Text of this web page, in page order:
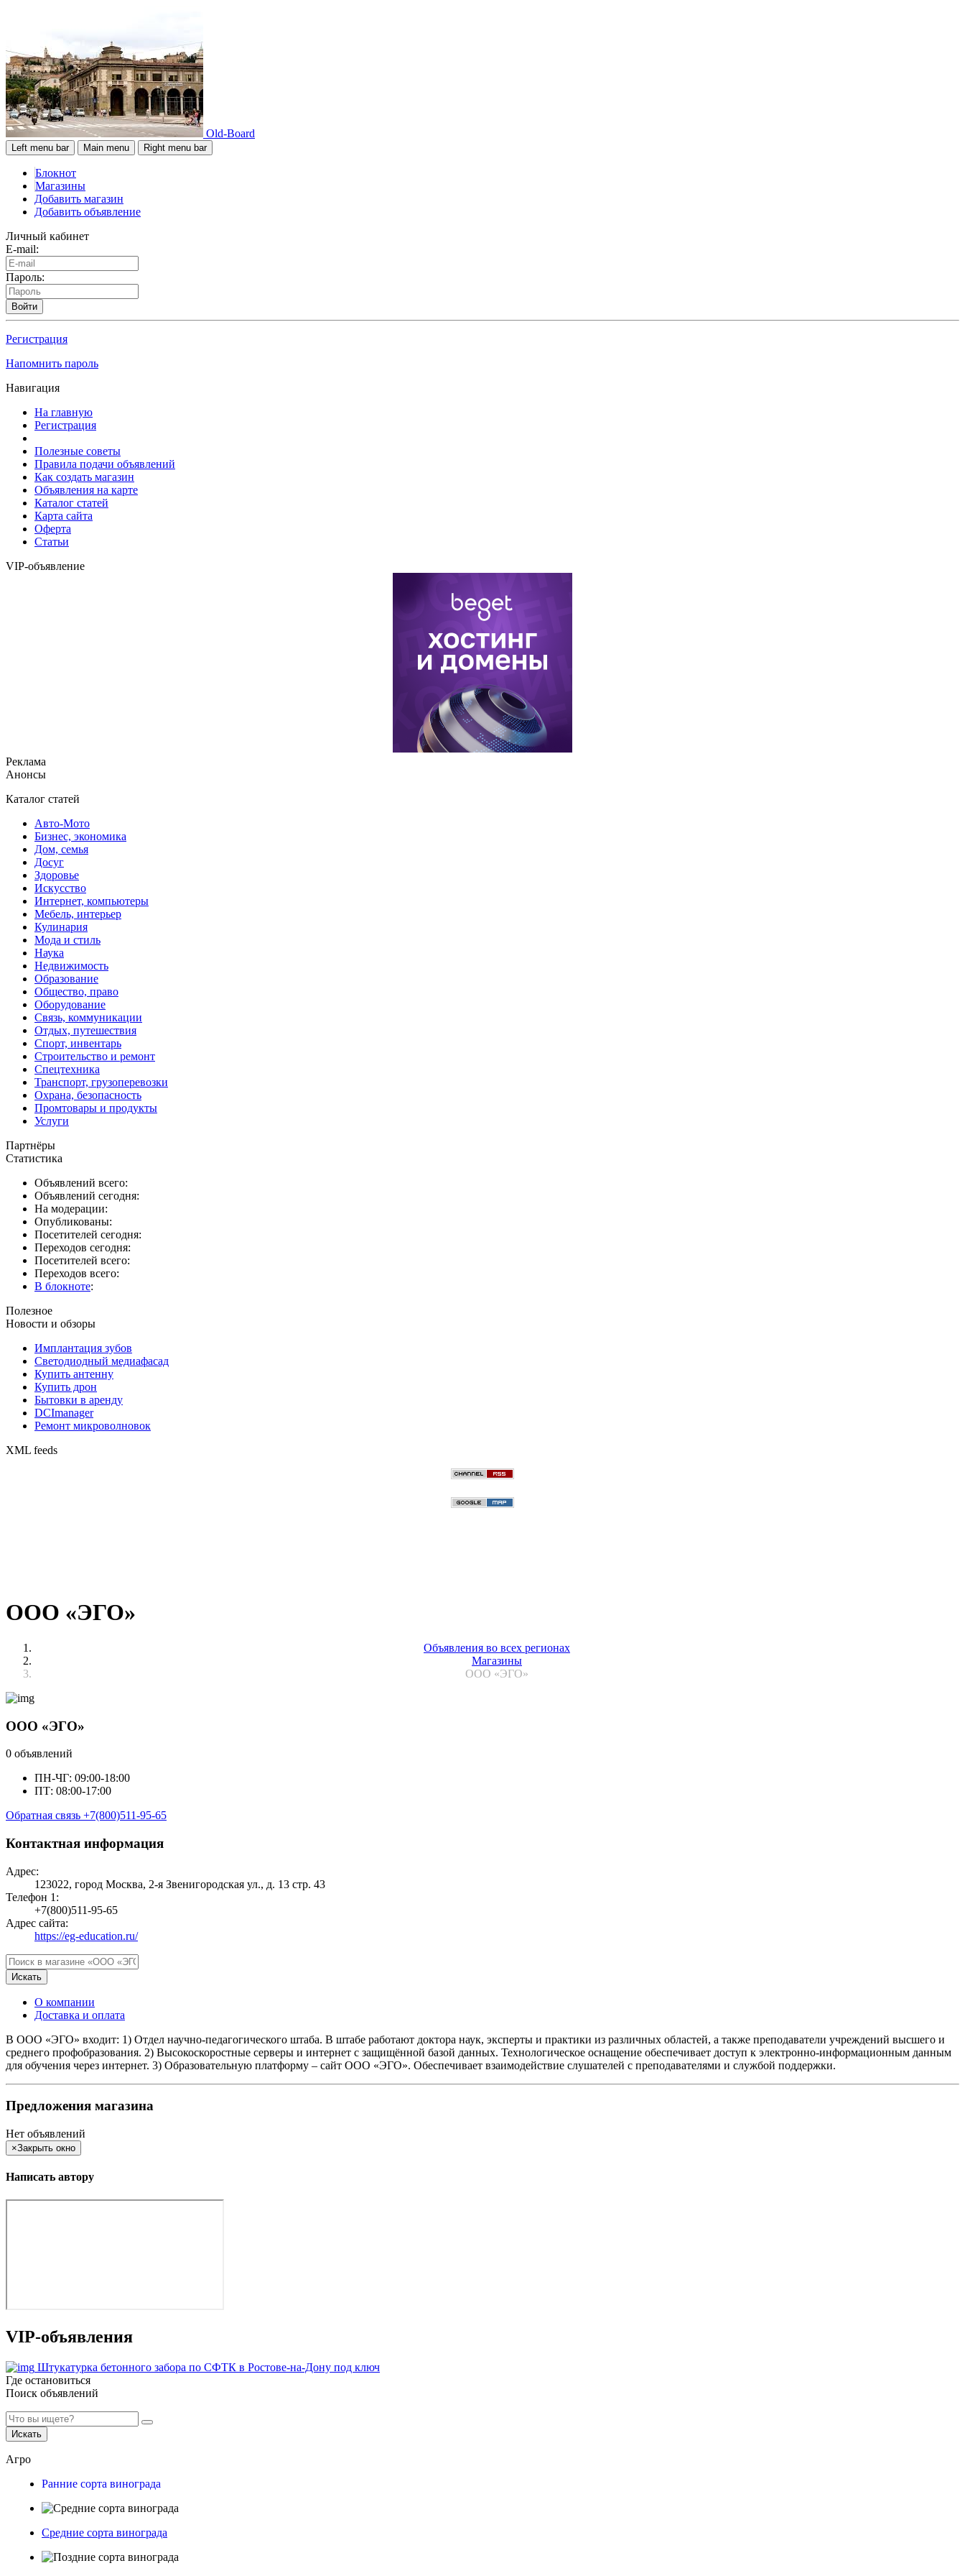
Old-Board
Left menu bar Main menu Right menu bar
Блокнот
Магазины
Добавить магазин
Добавить объявление
Личный кабинет
E-mail:
Пароль:
Войти
Регистрация
Напомнить пароль
Навигация
На главную
Регистрация
Полезные советы
Правила подачи объявлений
Как создать магазин
Объявления на карте
Каталог статей
Карта сайта
Оферта
Статьи
VIP-объявление
Реклама
Анонсы
Каталог статей
Авто-Мото
Бизнес, экономика
Дом, семья
Досуг
Здоровье
Искусство
Интернет, компьютеры
Мебель, интерьер
Кулинария
Мода и стиль
Наука
Недвижимость
Образование
Общество, право
Оборудование
Связь, коммуникации
Отдых, путешествия
Спорт, инвентарь
Строительство и ремонт
Спецтехника
Транспорт, грузоперевозки
Охрана, безопасность
Промтовары и продукты
Услуги
Партнёры
Статистика
Объявлений всего:
Объявлений сегодня:
На модерации:
Опубликованы:
Посетителей сегодня:
Переходов сегодня:
Посетителей всего:
Переходов всего:
В блокноте:
Полезное
Новости и обзоры
Имплантация зубов
Светодиодный медиафасад
Купить антенну
Купить дрон
Бытовки в аренду
DCImanager
Ремонт микроволновок
XML feeds
ООО «ЭГО»
Объявления во всех регионах
Магазины
ООО «ЭГО»
ООО «ЭГО»
0 объявлений
ПН-ЧГ: 09:00-18:00
ПТ: 08:00-17:00
Обратная связь +7(800)511-95-65
Контактная информация
Адрес:
123022, город Москва, 2-я Звенигородская ул., д. 13 стр. 43
Телефон 1:
+7(800)511-95-65
Адрес сайта:
https://eg-education.ru/
Искать
О компании
Доставка и оплата
В ООО «ЭГО» входит: 1) Отдел научно-педагогического штаба. В штабе работают доктора наук, эксперты и практики из различных областей, а также преподаватели учреждений высшего и
среднего профобразования. 2) Высокоскоростные серверы и интернет с защищённой базой данных. Технологическое оснащение обеспечивает доступ к электронно-информационным данным
для обучения через интернет. 3) Образовательную платформу – сайт ООО «ЭГО». Обеспечивает взаимодействие слушателей с преподавателями и службой поддержки.
Предложения магазина
Нет объявлений
×Закрыть окно
Написать автору
VIP-объявления
Штукатурка бетонного забора по СФТК в Ростове-на-Дону под ключ
Где остановиться
Поиск объявлений
Искать
Агро
Ранние сорта винограда
Средние сорта винограда